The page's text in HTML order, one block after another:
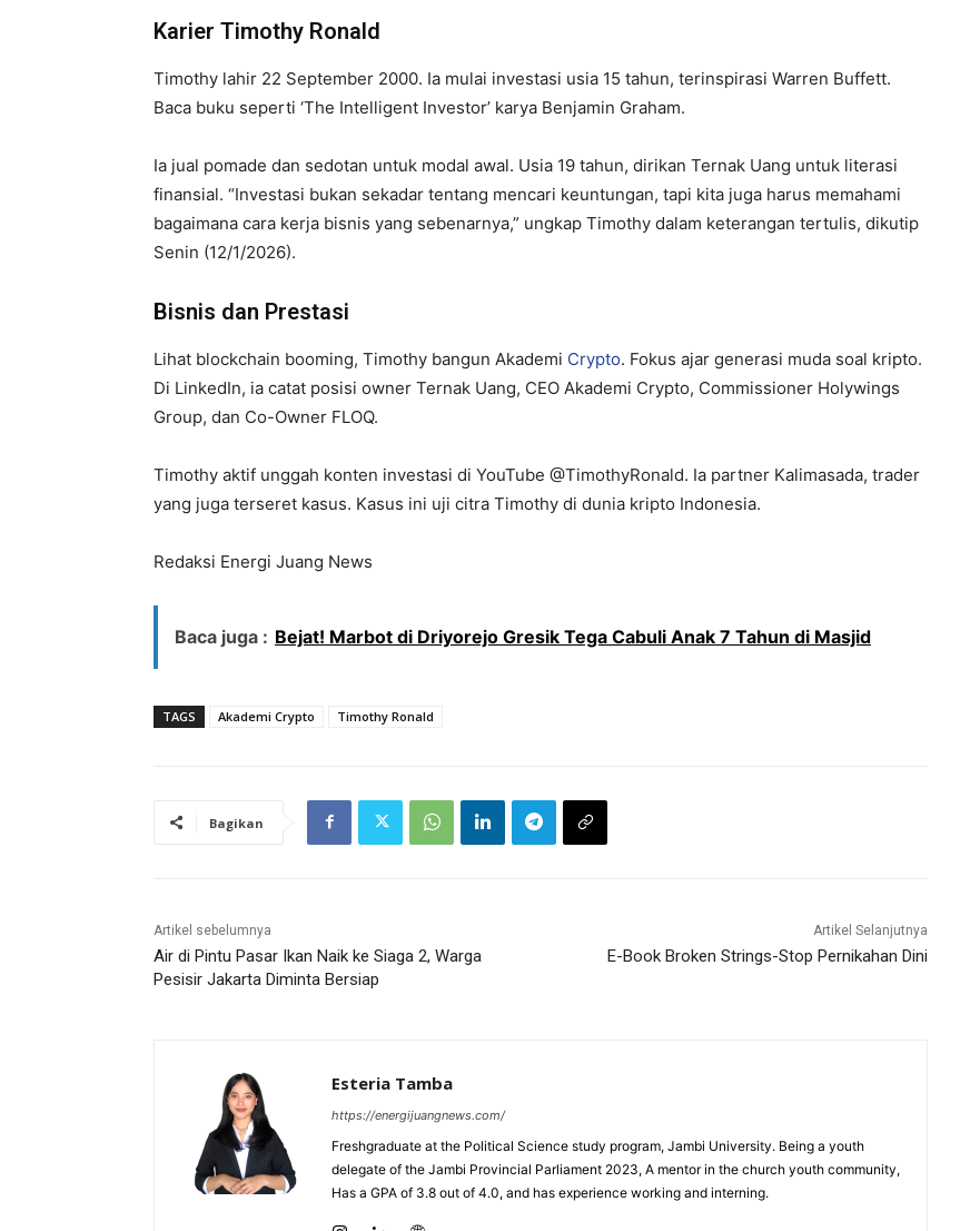
Karier Timothy Ronald
Timothy lahir 22 September 2000. Ia mulai investasi usia 15 tahun, terinspirasi Warren Buffett.
Baca buku seperti ‘The Intelligent Investor’ karya Benjamin Graham.
Ia jual pomade dan sedotan untuk modal awal. Usia 19 tahun, dirikan Ternak Uang untuk literasi
finansial. “Investasi bukan sekadar tentang mencari keuntungan, tapi kita juga harus memahami
bagaimana cara kerja bisnis yang sebenarnya,” ungkap Timothy dalam keterangan tertulis, dikutip
Senin (12/1/2026).
Bisnis dan Prestasi
Lihat blockchain booming, Timothy bangun Akademi Crypto. Fokus ajar generasi muda soal kripto.
Di LinkedIn, ia catat posisi owner Ternak Uang, CEO Akademi Crypto, Commissioner Holywings
Group, dan Co-Owner FLOQ.
Timothy aktif unggah konten investasi di YouTube @TimothyRonald. Ia partner Kalimasada, trader
yang juga terseret kasus. Kasus ini uji citra Timothy di dunia kripto Indonesia.
Redaksi Energi Juang News
Baca juga : Bejat! Marbot di Driyorejo Gresik Tega Cabuli Anak 7 Tahun di Masjid
TAGS Akademi Crypto Timothy Ronald
Bagikan
Artikel sebelumnya
Air di Pintu Pasar Ikan Naik ke Siaga 2, Warga
Pesisir Jakarta Diminta Bersiap
Artikel Selanjutnya
E-Book Broken Strings-Stop Pernikahan Dini
Esteria Tamba
https://energijuangnews.com/
Freshgraduate at the Political Science study program, Jambi University. Being a youth
delegate of the Jambi Provincial Parliament 2023, A mentor in the church youth community,
Has a GPA of 3.8 out of 4.0, and has experience working and interning.